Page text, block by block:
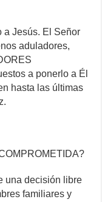
a Jesús. El Señor
aduladores,
a ponerlo a Él
hasta las últimas
una decisión libre
familiares y